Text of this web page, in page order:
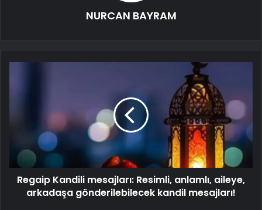
NURCAN BAYRAM
Regaip Kandili mesajları: Resimli, anlamlı, aileye,
arkadaşa gönderilebilecek kandil mesajları!